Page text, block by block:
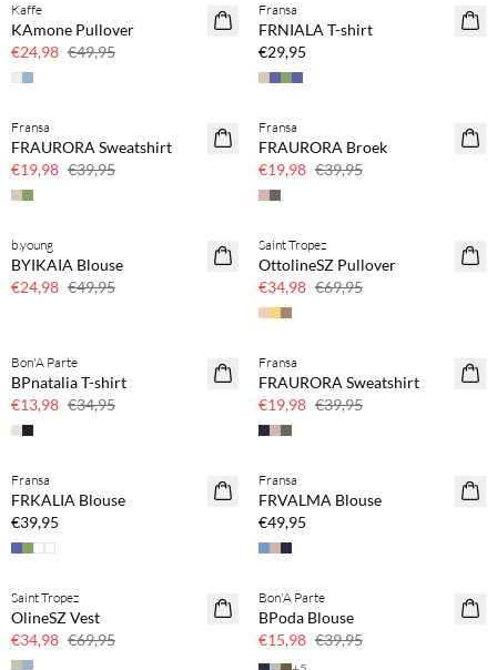
SAVE20
Kaffe
KAmone Pullover
€24,98 €49,95
NEWS
Fransa
FRNIALA T-shirt
€29,95
SAVE20
Fransa
FRAURORA Sweatshirt
€19,98 €39,95
SAVE20
Fransa
FRAURORA Broek
€19,98 €39,95
SAVE20
b.young
BYIKAIA Blouse
€24,98 €49,95
SAVE20
Saint Tropez
OttolineSZ Pullover
€34,98 €69,95
SAVE20
Bon'A Parte
BPnatalia T-shirt
€13,98 €34,95
SAVE20
Fransa
FRAURORA Sweatshirt
€19,98 €39,95
NEWS
Koop min. 2 & bespaar 20%
Fransa
FRKALIA Blouse
€39,95
NEWS
Koop min. 2 & bespaar 20%
Fransa
FRVALMA Blouse
€49,95
SAVE20
Saint Tropez
OlineSZ Vest
€34,98 €69,95
SAVE20
Bon'A Parte
BPoda Blouse
€15,98 €39,95